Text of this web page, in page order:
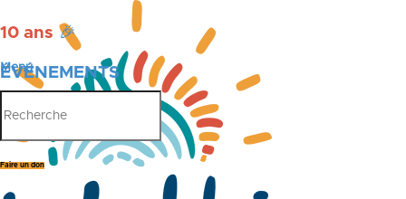
10 ans 🎉
ÉVÉNEMENTS
PUBLICATIONS
Menu
Faire un don